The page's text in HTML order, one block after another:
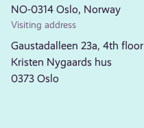
NO-0314 Oslo, Norway
Visiting address
Gaustadalleen 23a, 4th floor
Kristen Nygaards hus
0373 Oslo